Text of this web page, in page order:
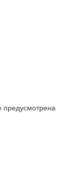
предусмотрена